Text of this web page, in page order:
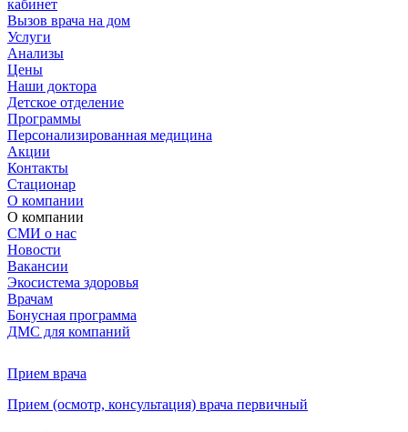
кабинет
Вызов врача на дом
Услуги
Анализы
Цены
Наши доктора
Детское отделение
Программы
Персонализированная медицина
Акции
Контакты
Стационар
О компании
О компании
СМИ о нас
Новости
Вакансии
Экосистема здоровья
Врачам
Бонусная программа
ДМС для компаний
Прием врача
Прием (осмотр, консультация) врача первичный